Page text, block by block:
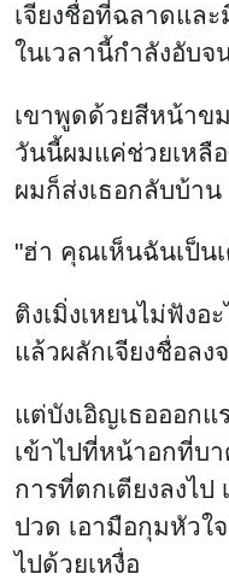
เจียงชื่อที่ฉลาดแล
ในเวลานี้กำลังอับจ
เขาพูดด้วยสีหน้าข
วันนี้ผมแค่ช่วยเหลื
ผมก็ส่งเธอกลับบ้า
"ฮ่า คุณเห็นฉันเป็น
ติงเมิ่งเหยนไม่ฟังอ
แล้วผลักเจียงชื่อลง
แต่บังเอิญเธอออกแ
เข้าไปที่หน้าอกที่บา
การที่ตกเตียงลงไป
ปวด เอามือกุมหัวใ
ไปด้วยเหงื่อ